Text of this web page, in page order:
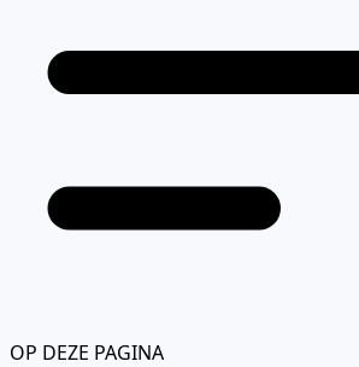
OP DEZE PAGINA